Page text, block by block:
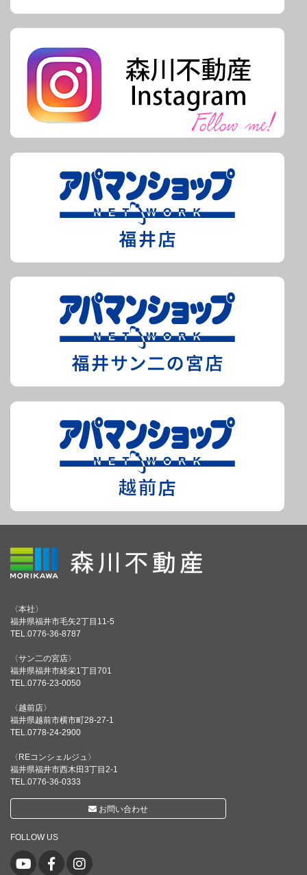
〈本社〉
福井県福井市毛矢2丁目11-5
TEL.0776-36-8787
〈サン二の宮店〉
福井県福井市経栄1丁目701
TEL.0776-23-0050
〈越前店〉
福井県越前市横市町28-27-1
TEL.0778-24-2900
〈REコンシェルジュ〉
福井県福井市西木田3丁目2-1
TEL.0776-36-0333
お問い合わせ
FOLLOW US